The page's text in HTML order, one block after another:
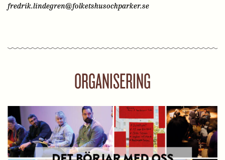
fredrik.lindegren@folketshusochparker.se
ORGANISERING